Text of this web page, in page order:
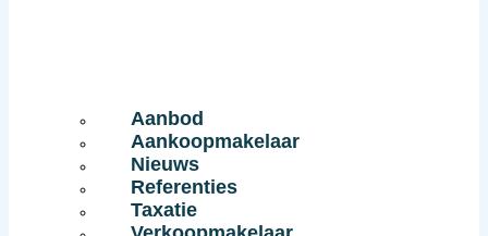
Aanbod
Aankoopmakelaar
Nieuws
Referenties
Taxatie